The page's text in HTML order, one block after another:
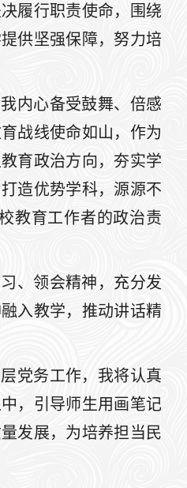
履行职责使命，围绕
供坚强保障，努力培
内心备受鼓舞、倍感
战线使命如山，作为
育政治方向，夯实学
造优势学科，源源不
教育工作者的政治责
、领会精神，充分发
入教学，推动讲话精
党务工作，我将认真
，引导师生用画笔记
发展，为培养担当民